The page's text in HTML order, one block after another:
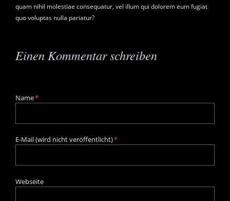
quam nihil molestiae consequatur, vel illum qui dolorem eum fugiat
quo voluptas nulla pariatur?
Einen Kommentar schreiben
Pflichtfeld
Name*
Pflichtfeld
E-Mail (wird nicht veröffentlicht)*
Webseite